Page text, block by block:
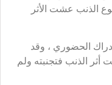
الذنب عشت الأثر
الحضوري ، وقد
أثر الذنب فتجنبته ولم